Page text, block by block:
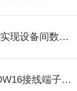
通讯模块是用于实现设备间数据传输与通信的集成化硬件组件
简述连接1769-OW16接线端子所需要注意的事项